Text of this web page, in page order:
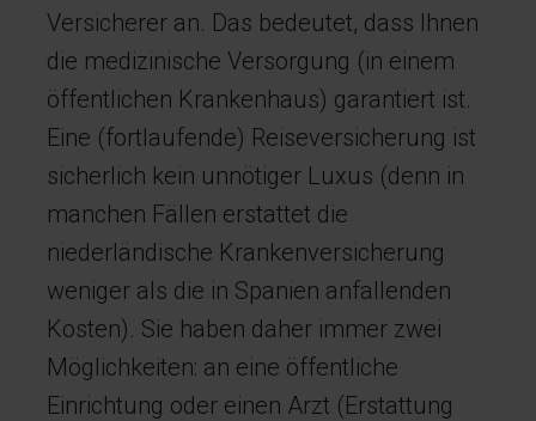
Versicherer an. Das bedeutet, dass Ihnen
die medizinische Versorgung (in einem
öffentlichen Krankenhaus) garantiert ist.
Eine (fortlaufende) Reiseversicherung ist
sicherlich kein unnötiger Luxus (denn in
manchen Fällen erstattet die
niederländische Krankenversicherung
weniger als die in Spanien anfallenden
Kosten). Sie haben daher immer zwei
Möglichkeiten: an eine öffentliche
Einrichtung oder einen Arzt (Erstattung